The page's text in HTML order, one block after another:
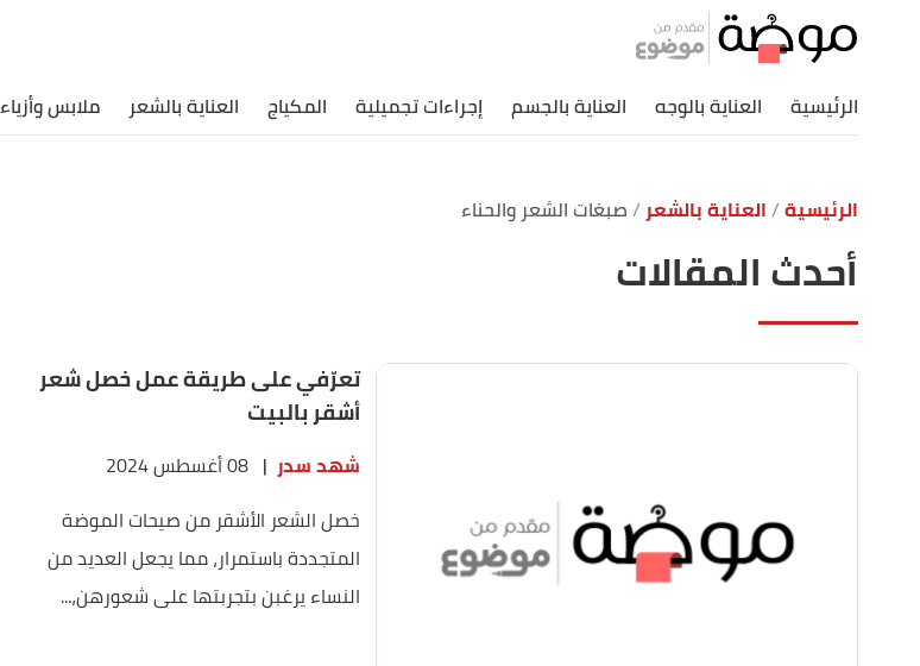
الرئيسية العناية بالوجه العناية بالجسم إجراءات تجميلية المكياج العناية بالشعر ملابس وأزياء
الرئيسية العناية بالشعر صبغات الشعر والحناء
أحدث المقالات
تعرّفي على طريقة عمل خصل شعر
أشقر بالبيت
شهد سدر | 08 أغسطس 2024
خصل الشعر الأشقر من صيحات الموضة
المتجددة باستمرار، مما يجعل العديد من
النساء يرغبن بتجربتها على شعورهن،...